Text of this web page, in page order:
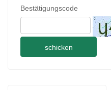
Bestätigungscode
schicken